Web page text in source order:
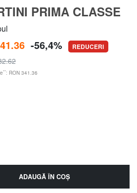
PRIMA CLASSE
-56,4% REDUCERI
**: RON 341.36
ADAUGĂ ÎN COŞ